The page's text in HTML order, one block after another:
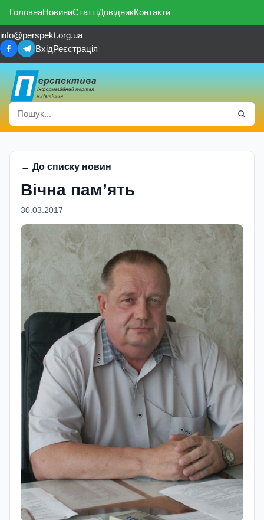
ГоловнаНовиниСтаттіДовідникКонтакти
info@perspekt.org.ua
ВхідРеєстрація
← До списку новин
Вічна пам’ять
30.03.2017